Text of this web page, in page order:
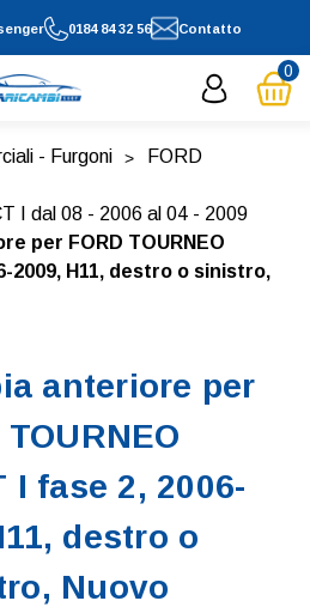
0184 84 32 56 Contatto
0
- Furgoni
FORD
I dal 08 - 2006 al 04 - 2009
per FORD TOURNEO
2009, H11, destro o sinistro,
anteriore per
TOURNEO
I fase 2, 2006-
destro o
Nuovo